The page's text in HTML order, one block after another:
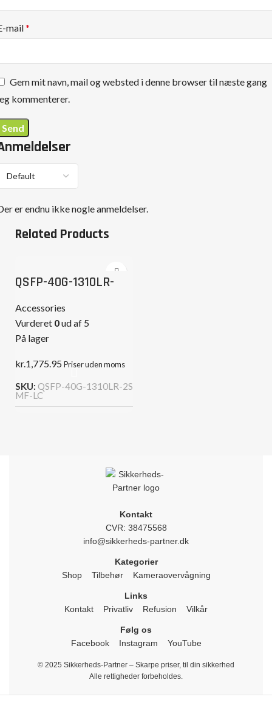
er endnu ikke nogle anmeldelser.
mail*
Gem mit navn, mail og websted i denne browser til næste gang
kommenterer.
Related Products
QSFP-40G-1310LR-
2SMF-LC
Accessories
Vurderet 0ud af 5
På lager
kr.1,775.95Priser uden moms
SKU: QSFP-40G-1310LR-2S
MF-LC
Kontakt
CVR: 38475568
info@sikkerheds-partner.dk
Kategorier
Shop
Tilbehør Kameraovervågning
Links
Kontakt
Privatliv Refusion Vilkår
Følg os
Facebook
Instagram YouTube
© 2025 Sikkerheds-Partner – Skarpe priser, til din sikkerhed
Alle rettigheder forbeholdes.